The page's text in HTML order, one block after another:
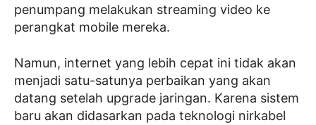
penumpang melakukan streaming video ke
perangkat mobile mereka.
Namun, internet yang lebih cepat ini tidak akan
menjadi satu-satunya perbaikan yang akan
datang setelah upgrade jaringan. Karena sistem
baru akan didasarkan pada teknologi nirkabel